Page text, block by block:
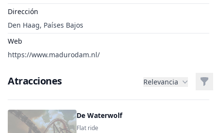
Dirección
Den Haag, Países Bajos
Web
https://www.madurodam.nl/
Atracciones Relevancia
De Waterwolf
Flat ride